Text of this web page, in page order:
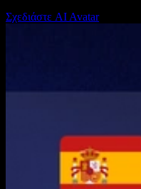
Σχεδιάστε AI Avatar